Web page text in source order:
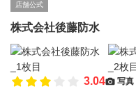
店舗公式
株式会社後藤防水
3.04 写真